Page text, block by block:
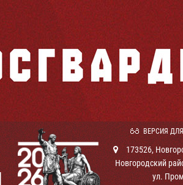
ВЕРСИЯ
173526,
Новгородский
ул.